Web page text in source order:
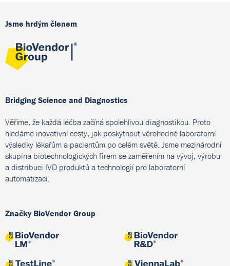
Jsme hrdým členem
Bridging Science and Diagnostics
Věříme, že každá léčba začíná spolehlivou diagnostikou. Proto
hledáme inovativní cesty, jak poskytnout věrohodné laboratorní
výsledky lékařům a pacientům po celém světě. Jsme mezinárodní
skupina biotechnologických firem se zaměřením na vývoj, výrobu
a distribuci IVD produktů a technologií pro laboratorní
automatizaci.
Značky BioVendor Group